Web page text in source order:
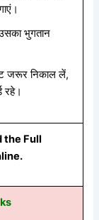
भुगतान
जरूर निकाल लें,
रहे।
the Full